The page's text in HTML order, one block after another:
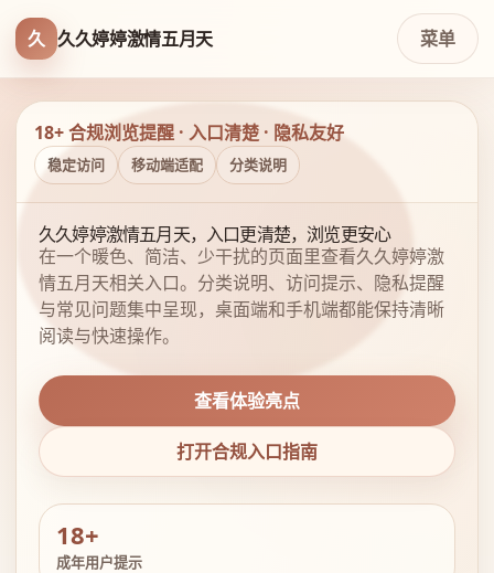
久 久久婷婷激情五月天 菜单
18+ 合规浏览提醒 · 入口清楚 · 隐私友好
稳定访问 移动端适配 分类说明
久久婷婷激情五月天，入口更清楚，浏览更安心
在一个暖色、简洁、少干扰的页面里查看久久婷婷激
情五月天相关入口。分类说明、访问提示、隐私提醒
与常见问题集中呈现，桌面端和手机端都能保持清晰
阅读与快速操作。
查看体验亮点
打开合规入口指南
18+
成年用户提示